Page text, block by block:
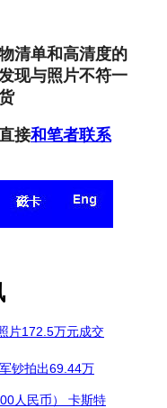
清单和高清度的
现与照片不符一
接和笔者联系
片172.5万元成交
钞拍出69.44万
人民币） 卡斯特